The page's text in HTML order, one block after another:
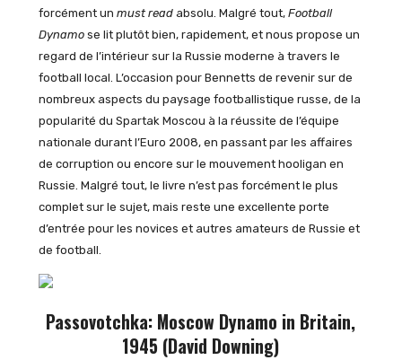
forcément un must readabsolu. Malgré tout, Football
Dynamose lit plutôt bien, rapidement, et nous propose un
regard de l’intérieur sur la Russie moderne à travers le
football local. L’occasion pour Bennetts de revenir sur de
nombreux aspects du paysage footballistique russe, de la
popularité du Spartak Moscou à la réussite de l’équipe
nationale durant l’Euro 2008, en passant par les affaires
de corruption ou encore sur le mouvement hooligan en
Russie. Malgré tout, le livre n’est pas forcément le plus
complet sur le sujet, mais reste une excellente porte
d’entrée pour les novices et autres amateurs de Russie et
de football.
Passovotchka: Moscow Dynamo in Britain,
1945 (David Downing)